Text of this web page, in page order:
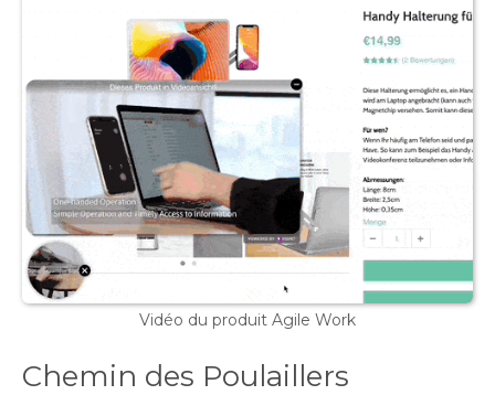
Vidéo du produit Agile Work
Chemin des Poulaillers